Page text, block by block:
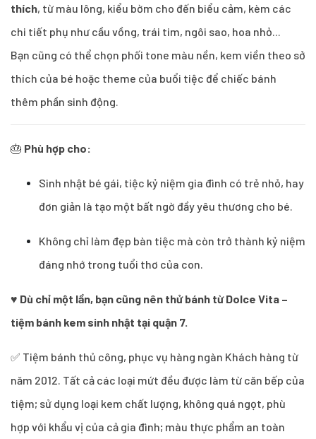
thích, từ màu lông, kiểu bờm cho đến biểu cảm, kèm các
chi tiết phụ như cầu vồng, trái tim, ngôi sao, hoa nhỏ...
Bạn cũng có thể chọn phối tone màu nền, kem viền theo sở
thích của bé hoặc theme của buổi tiệc để chiếc bánh
thêm phần sinh động.
🎂 Phù hợp cho:
Sinh nhật bé gái, tiệc kỷ niệm gia đình có trẻ nhỏ, hay
đơn giản là tạo một bất ngờ đầy yêu thương cho bé.
Không chỉ làm đẹp bàn tiệc mà còn trở thành kỷ niệm
đáng nhớ trong tuổi thơ của con.
♥ Dù chỉ một lần, bạn cũng nên thử bánh từ Dolce Vita –
tiệm bánh kem sinh nhật tại quận 7.
✅ Tiệm bánh thủ công, phục vụ hàng ngàn Khách hàng từ
năm 2012. Tất cả các loại mứt đều được làm từ căn bếp của
tiệm; sử dụng loại kem chất lượng, không quá ngọt, phù
hợp với khẩu vị của cả gia đình; màu thực phẩm an toàn